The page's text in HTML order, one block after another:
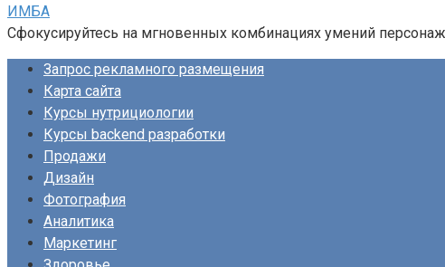
ИМБА
Сфокусируйтесь на мгновенных комбинациях умений
Запрос рекламного размещения
Карта сайта
Курсы нутрициологии
Курсы backend разработки
Продажи
Дизайн
Фотография
Аналитика
Маркетинг